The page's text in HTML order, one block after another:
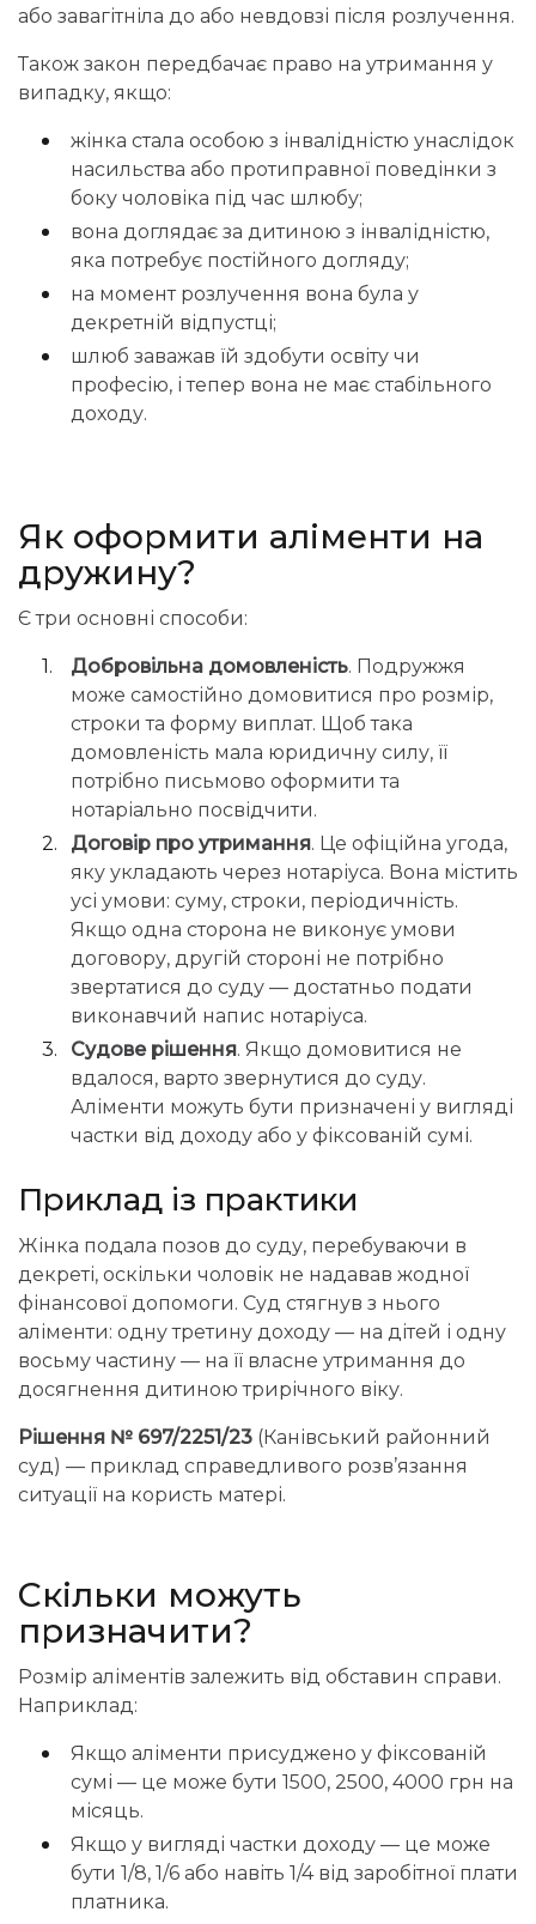
або завагітніла до або невдовзі після розлучення.
Також закон передбачає право на утримання у
випадку, якщо:
жінка стала особою з інвалідністю унаслідок
насильства або протиправної поведінки з
боку чоловіка під час шлюбу;
вона доглядає за дитиною з інвалідністю,
яка потребує постійного догляду;
на момент розлучення вона була у
декретній відпустці;
шлюб заважав їй здобути освіту чи
професію, і тепер вона не має стабільного
доходу.
Як оформити аліменти на
дружину?
Є три основні способи:
Добровільна домовленість. Подружжя
може самостійно домовитися про розмір,
строки та форму виплат. Щоб така
домовленість мала юридичну силу, її
потрібно письмово оформити та
нотаріально посвідчити.
Договір про утримання. Це офіційна угода,
яку укладають через нотаріуса. Вона містить
усі умови: суму, строки, періодичність.
Якщо одна сторона не виконує умови
договору, другій стороні не потрібно
звертатися до суду — достатньо подати
виконавчий напис нотаріуса.
Судове рішення. Якщо домовитися не
вдалося, варто звернутися до суду.
Аліменти можуть бути призначені у вигляді
частки від доходу або у фіксованій сумі.
Приклад із практики
Жінка подала позов до суду, перебуваючи в
декреті, оскільки чоловік не надавав жодної
фінансової допомоги. Суд стягнув з нього
аліменти: одну третину доходу — на дітей і одну
восьму частину — на її власне утримання до
досягнення дитиною трирічного віку.
Рішення № 697/2251/23 (Канівський районний
суд) — приклад справедливого розв’язання
ситуації на користь матері.
Скільки можуть
призначити?
Розмір аліментів залежить від обставин справи.
Наприклад:
Якщо аліменти присуджено у фіксованій
сумі — це може бути 1500, 2500, 4000 грн на
місяць.
Якщо у вигляді частки доходу — це може
бути 1/8, 1/6 або навіть 1/4 від заробітної плати
платника.